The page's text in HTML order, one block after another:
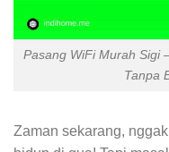
Pasang WiFi Murah Sigi
Tanpa
Zaman sekarang,